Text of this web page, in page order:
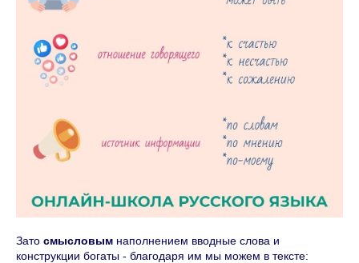
Зато смысловым наполнением вводные слова и
конструкции богаты - благодаря им мы можем в тексте: